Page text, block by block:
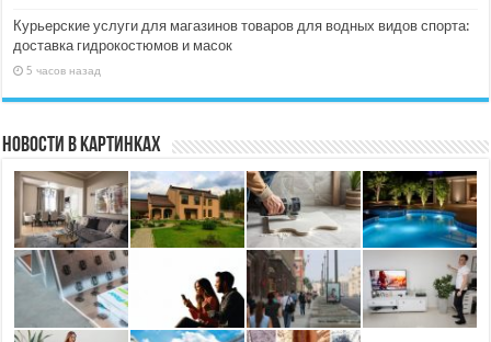
Курьерские услуги для магазинов товаров для водных видов спорта:
доставка гидрокостюмов и масок
5 часов назад
Новости в картинках